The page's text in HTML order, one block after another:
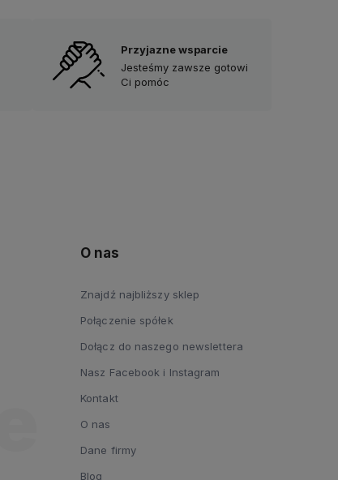
Przyjazne wsparcie
Jesteśmy zawsze gotowi
Ci pomóc
O nas
Znajdź najbliższy sklep
Połączenie spółek
Dołącz do naszego newslettera
Nasz Facebook i Instagram
Kontakt
O nas
Dane firmy
Blog